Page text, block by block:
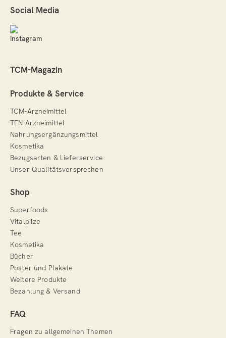
Social Media
TCM-Magazin
Produkte & Service
TCM-Arzneimittel
TEN-Arzneimittel
Nahrungsergänzungsmittel
Kosmetika
Bezugsarten & Lieferservice
Unser Qualitätsversprechen
Shop
Superfoods
Vitalpilze
Tee
Kosmetika
Bücher
Poster und Plakate
Weitere Produkte
Bezahlung & Versand
FAQ
Fragen zu allgemeinen Themen